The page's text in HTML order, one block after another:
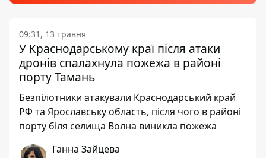
09:31, 13 травня
У Краснодарському краї після атаки
дронів спалахнула пожежа в районі
порту Тамань
Безпілотники атакували Краснодарський край
РФ та Ярославську область, після чого в районі
порту біля селища Волна виникла пожежа
Ганна Зайцева